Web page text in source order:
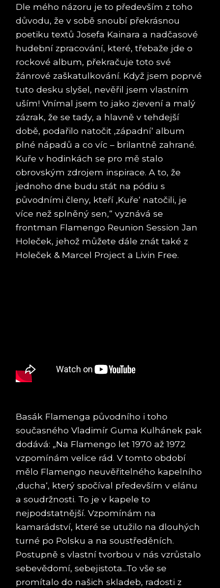
Dle mého názoru je to především z toho
důvodu, že v sobě snoubí překrásnou
poetiku textů Josefa Kainara a nadčasové
hudební zpracování, které, třebaže jde o
rockové album, překračuje toto své
žánrové zaškatulkování. Když jsem poprvé
tuto desku slyšel, nevěřil jsem vlastním
uším! Vnímal jsem to jako zjevení a malý
zázrak, že se tady, a hlavně v tehdejší
době, podařilo natočit ‚západní‘ album
plné nápadů a co víc – brilantně zahrané.
Kuře v hodinkách se pro mě stalo
obrovským zdrojem inspirace. A to, že
jednoho dne budu stát na pódiu s
původními členy, kteří ‚Kuře‘ natočili, je
více než splněný sen,“ vyznává se
frontman Flamengo Reunion Session Jan
Holeček, jehož můžete dále znát také z
Holeček & Marcel Project a Livin Free.
Basák Flamenga původního i toho
současného Vladimír Guma Kulhánek pak
dodává: „Na Flamengo let 1970 až 1972
vzpomínám velice rád. V tomto období
mělo Flamengo neuvěřitelného kapelního
‚ducha‘, který spočíval především v elánu
a soudržnosti. To je v kapele to
nejpodstatnější. Vzpomínám na
kamarádství, které se utužilo na dlouhých
turné po Polsku a na soustředěních.
Postupně s vlastní tvorbou v nás vzrůstalo
sebevědomí, sebejistota...To vše se
promítalo do našich skladeb, radosti z